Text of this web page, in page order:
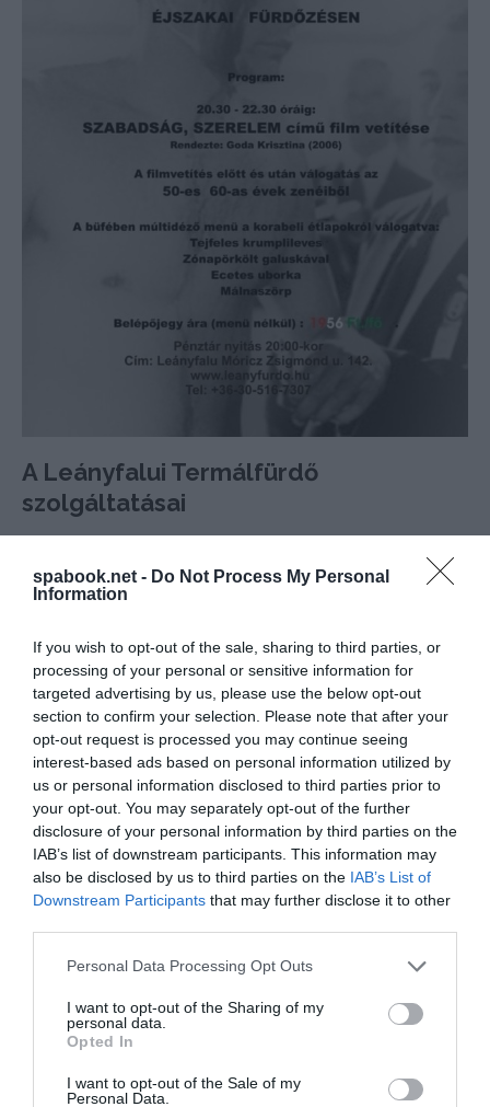
spabook.net - Do Not Process My Personal
Information
If you wish to opt-out of the sale, sharing to third parties, or
processing of your personal or sensitive information for
targeted advertising by us, please use the below opt-out
section to confirm your selection. Please note that after your
opt-out request is processed you may continue seeing
interest-based ads based on personal information utilized by
us or personal information disclosed to third parties prior to
your opt-out. You may separately opt-out of the further
disclosure of your personal information by third parties on the
IAB’s list of downstream participants. This information may
also be disclosed by us to third parties on the IAB’s List of
Downstream Participants that may further disclose it to other
Please note that this website/app uses one or more Google
not limited to your visit or usage behaviour. You may click to
grant or deny consent to Google and its third-party tags to
use your data for below specified purposes in below Google
consent section.
Personal Data Processing Opt Outs
I want to opt-out of the Sharing of my
personal data.
Opted In
I want to opt-out of the Sale of my
Personal Data.
A Leányfalui Termálfürdő
szolgáltatásai
A fürdőben 6 medence, van, ezek közül a
strandmedence csak nyáron működik, de télen is
igazán kellemes kikapcsolódást biztosít a többi,
van, külön térítés ellenében.